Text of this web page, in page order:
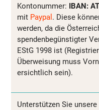
Kontonummer: IBAN:
mit Paypal . Diese
werden, da die
spendenbegünstigter
EStG 1998 ist
Überweisung muss
ersichtlich sein).
Unterstützen Sie